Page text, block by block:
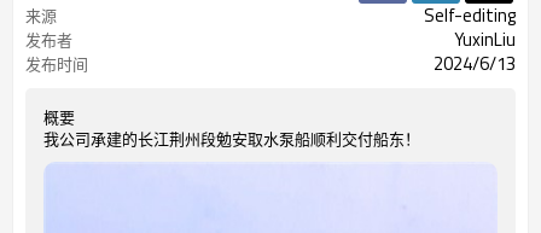
来源
Self-editing
发布者 YuxinLiu
发布时间 2024/6/13
概要
我公司承建的长江荆州段勉安取水泵船顺利交付船东！